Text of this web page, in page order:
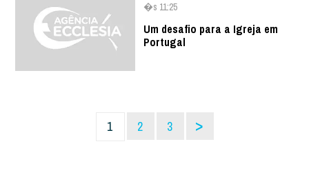
�s 11:25
Um desafio para a Igreja em
Portugal
1 2 3 >